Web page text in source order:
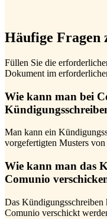
Häufige Fragen
Füllen Sie die
Dokument im
Wie kann man bei
Man kann ein
vorgefertigten Musters
Wie kann man das
Comunio
Das
Comunio verschickt